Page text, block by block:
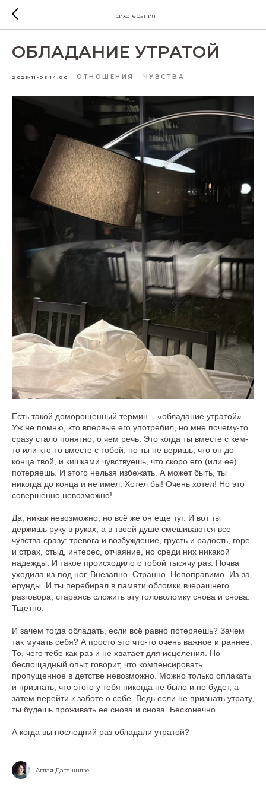
Психотерапия
ОБЛАДАНИЕ УТРАТОЙ
2025-11-06 14:00 ОТНОШЕНИЯ ЧУВСТВА
Есть такой доморощенный термин – «обладание утратой».
Уж не помню, кто впервые его употребил, но мне почему-то
сразу стало понятно, о чем речь. Это когда ты вместе с кем-
то или кто-то вместе с тобой, но ты не веришь, что он до
конца твой, и кишками чувствуешь, что скоро его (или ее)
потеряешь. И этого нельзя избежать. А может быть, ты
никогда до конца и не имел. Хотел бы! Очень хотел! Но это
совершенно невозможно!
Да, никак невозможно, но всё же он еще тут. И вот ты
держишь руку в руках, а в твоей душе смешиваются все
чувства сразу: тревога и возбуждение, грусть и радость, горе
и страх, стыд, интерес, отчаяние, но среди них никакой
надежды. И такое происходило с тобой тысячу раз. Почва
уходила из-под ног. Внезапно. Странно. Непоправимо. Из-за
ерунды. И ты перебирал в памяти обломки вчерашнего
разговора, стараясь сложить эту головоломку снова и снова.
Тщетно.
И зачем тогда обладать, если всё равно потеряешь? Зачем
так мучать себя? А просто это что-то очень важное и раннее.
То, чего тебе как раз и не хватает для исцеления. Но
беспощадный опыт говорит, что компенсировать
пропущенное в детстве невозможно. Можно только оплакать
и признать, что этого у тебя никогда не было и не будет, а
затем перейти к заботе о себе. Ведь если не признать утрату,
ты будешь проживать ее снова и снова. Бесконечно.
А когда вы последний раз обладали утратой?
Аглая Датешидзе